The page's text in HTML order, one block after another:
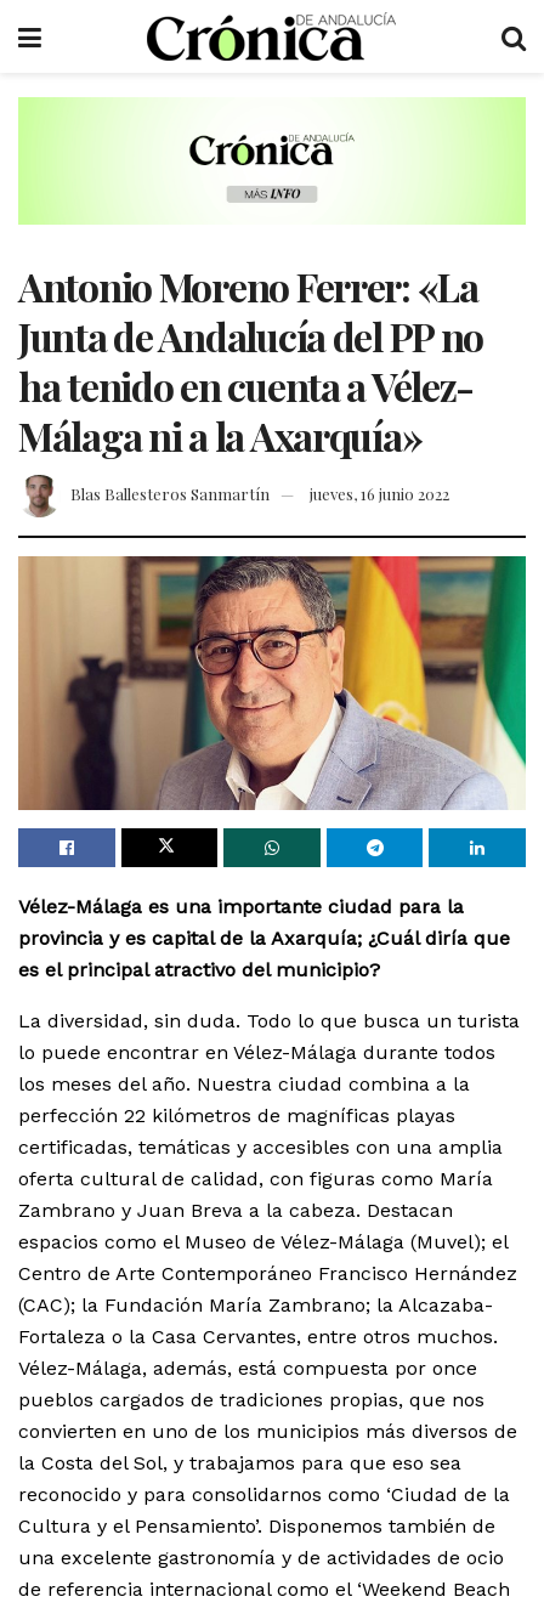
Antonio Moreno Ferrer: «La
Junta de Andalucía del PP no
ha tenido en cuenta a Vélez-
Málaga ni a la Axarquía»
Blas Ballesteros Sanmartín jueves, 16 junio 2022
Vélez-Málaga es una importante ciudad para la
provincia y es capital de la Axarquía; ¿Cuál diría que
es el principal atractivo del municipio?
La diversidad, sin duda. Todo lo que busca un turista
lo puede encontrar en Vélez-Málaga durante todos
los meses del año. Nuestra ciudad combina a la
perfección 22 kilómetros de magníficas playas
certificadas, temáticas y accesibles con una amplia
oferta cultural de calidad, con figuras como María
Zambrano y Juan Breva a la cabeza. Destacan
espacios como el Museo de Vélez-Málaga (Muvel); el
Centro de Arte Contemporáneo Francisco Hernández
(CAC); la Fundación María Zambrano; la Alcazaba-
Fortaleza o la Casa Cervantes, entre otros muchos.
Vélez-Málaga, además, está compuesta por once
pueblos cargados de tradiciones propias, que nos
convierten en uno de los municipios más diversos de
la Costa del Sol, y trabajamos para que eso sea
reconocido y para consolidarnos como ‘Ciudad de la
Cultura y el Pensamiento’. Disponemos también de
una excelente gastronomía y de actividades de ocio
de referencia internacional como el ‘Weekend Beach